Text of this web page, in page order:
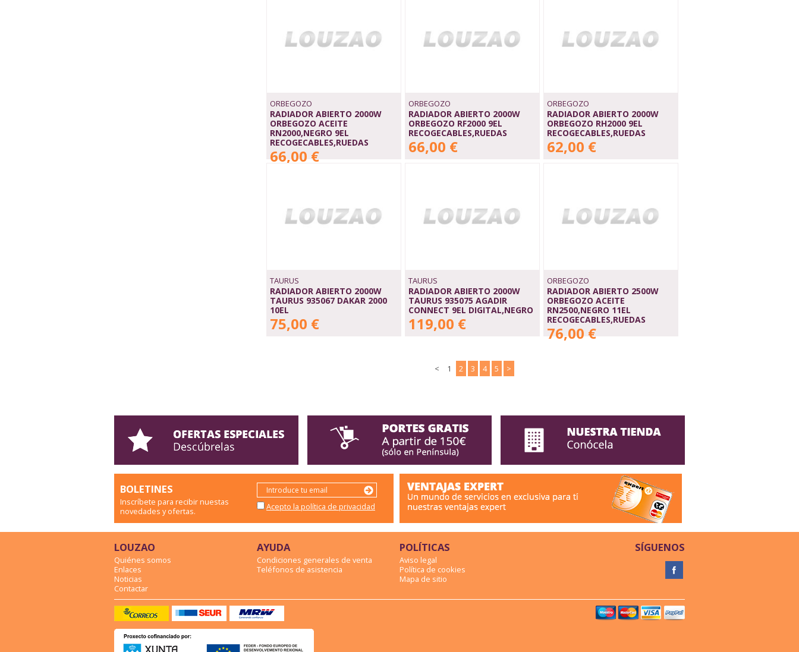
ORBEGOZO
RADIADOR ABIERTO 2000W
ORBEGOZO ACEITE
RN2000,NEGRO 9EL
RECOGECABLES,RUEDAS
66,00 €
ORBEGOZO
RADIADOR ABIERTO 2000W
ORBEGOZO RF2000 9EL
RECOGECABLES,RUEDAS
66,00 €
ORBEGOZO
RADIADOR ABIERTO 2000W
ORBEGOZO RH2000 9EL
RECOGECABLES,RUEDAS
62,00 €
TAURUS
RADIADOR ABIERTO 2000W
TAURUS 935067 DAKAR 2000
10EL
75,00 €
TAURUS
RADIADOR ABIERTO 2000W
TAURUS 935075 AGADIR
CONNECT 9EL DIGITAL,NEGRO
119,00 €
ORBEGOZO
RADIADOR ABIERTO 2500W
ORBEGOZO ACEITE
RN2500,NEGRO 11EL
RECOGECABLES,RUEDAS
76,00 €
< 1 2 3 4 5 >
BOLETINES
Inscríbete para recibir nuestas
novedades y ofertas.
Acepto la política de privacidad
LOUZAO
Quiénes somos
Enlaces
Noticias
Contactar
AYUDA
Condiciones generales de venta
Teléfonos de asistencia
POLÍTICAS
Aviso legal
Política de cookies
Mapa de sitio
SÍGUENOS